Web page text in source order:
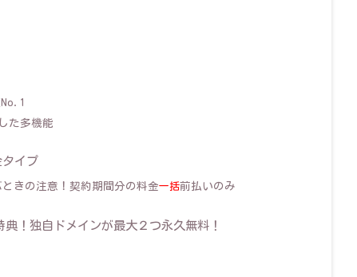
た多機能
タイプ
ときの注意！契約期間分の料金一括前払いのみ
典！独自ドメインが最大２つ永久無料！